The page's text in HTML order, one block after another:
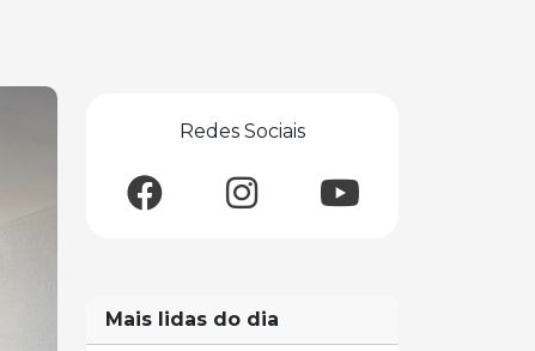
Redes Sociais
Mais lidas do dia